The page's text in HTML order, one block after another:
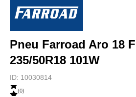
Pneu Farroad Aro 18
235/50R18 101W
ID: 10030814
(0)